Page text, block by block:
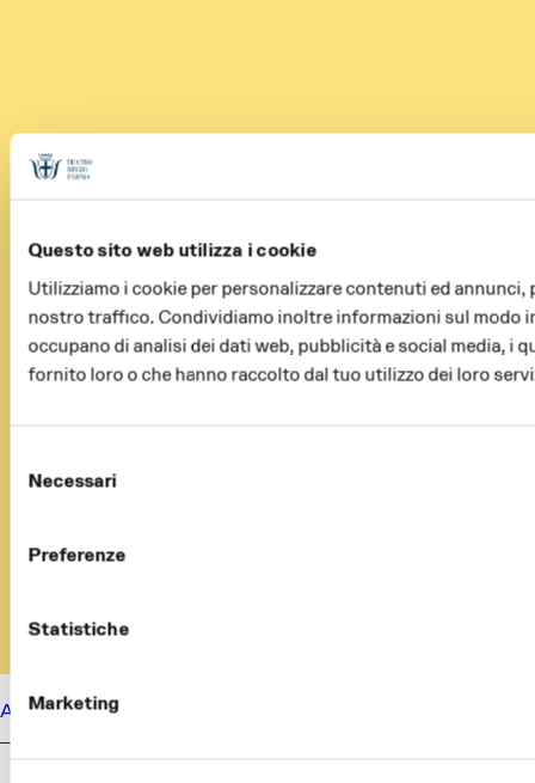
Questo sito web utilizza i cookie
Utilizziamo i cookie per personalizzare contenuti ed
nostro traffico. Condividiamo inoltre informazioni sul modo
occupano di analisi dei dati web, pubblicità e social media, i
fornito loro o che hanno raccolto dal tuo utilizzo dei loro
delNecessari
Preferenze
Statistiche
Marketing
ABOUTCAST